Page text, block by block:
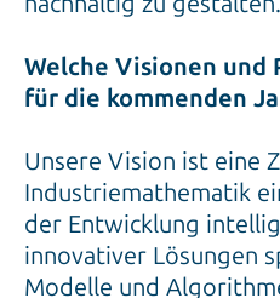
Welche Visionen und
für die kommenden
Unsere Vision ist eine
Industriemathematik
der Entwicklung
innovativer Lösungen
Modelle und